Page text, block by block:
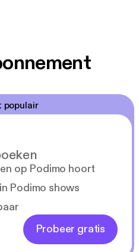
populair
op Podimo hoort
Podimo shows
Probeer gratis